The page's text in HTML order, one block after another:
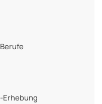
Erhebung